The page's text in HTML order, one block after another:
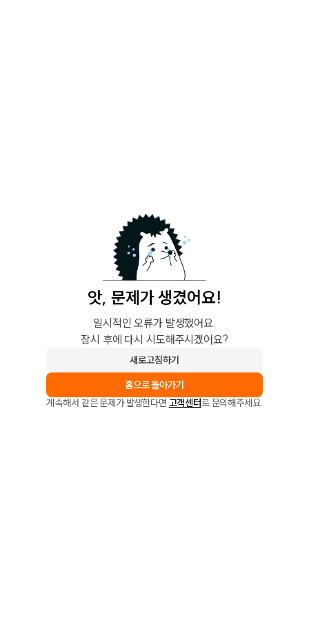
앗, 문제가 생겼어요!
일시적인 오류가 발생했어요.
잠시 후에 다시 시도해주시겠어요?
새로고침하기
홈으로 돌아가기
계속해서 같은 문제가 발생한다면 고객센터로 문의해주세요.